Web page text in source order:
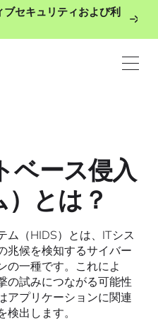
セキュリティおよび利
ベース侵入
とは？
ム（HIDS）とは、ITシス
兆候を検知するサイバー
の一種です。これによ
の試みにつながる可能性
アプリケーションに関連
出します。